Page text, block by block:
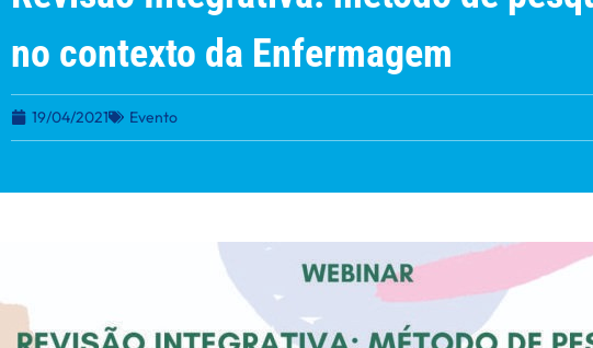
no contexto da Enfermagem
19/04/2021 Evento